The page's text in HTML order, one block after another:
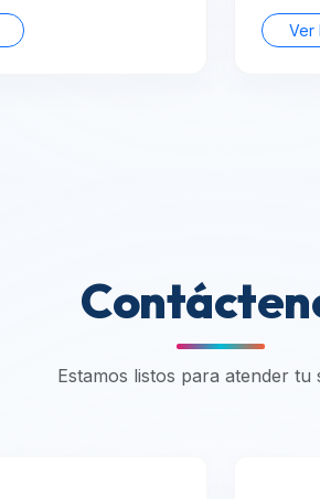
Ver
Estamos listos para atender tu